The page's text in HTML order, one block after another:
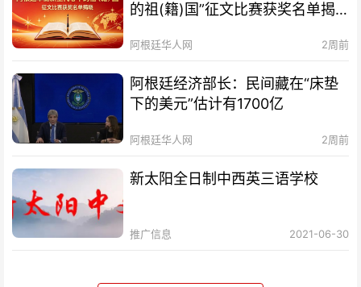
的祖(籍)国”征文比赛获奖名单揭
阿根廷华人网 2周前
阿根廷经济部长：民间藏在“床垫
下的美元”估计有1700亿
阿根廷华人网 2周前
新太阳全日制中西英三语学校
推广信息 2021-06-30